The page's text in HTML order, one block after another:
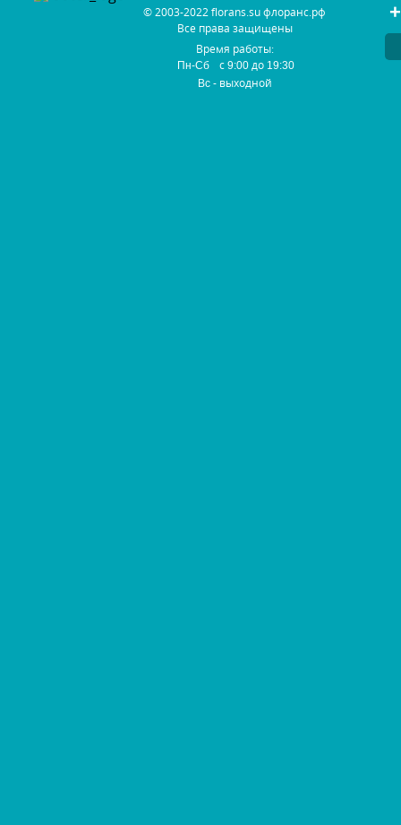
© 2003-2022 florans.su флоранс.рф
Все права защищены
Время работы:
Пн-Сб с9:00 до 19:30
Вс - выходной